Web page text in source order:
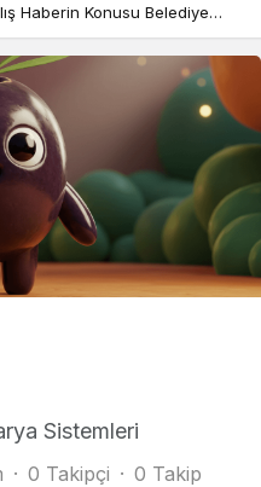
Haberin Konusu Belediye
Tespit Edildi
Sistemleri
0 Takipçi 0 Takip